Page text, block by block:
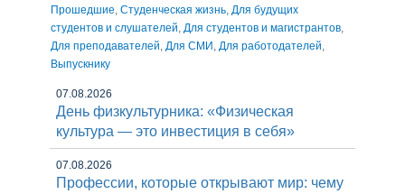
Прошедшие, Студенческая жизнь, Для будущих
студентов и слушателей, Для студентов и магистрантов,
Для преподавателей, Для СМИ , Для работодателей,
Выпускнику
07.08.2026
День физкультурника: «Физическая
культура — это инвестиция в себя»
07.08.2026
Профессии, которые открывают мир: чему